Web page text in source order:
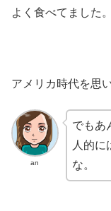
よく食べてました。
アメリカ時代を思
an
でもあ
人的に
な。